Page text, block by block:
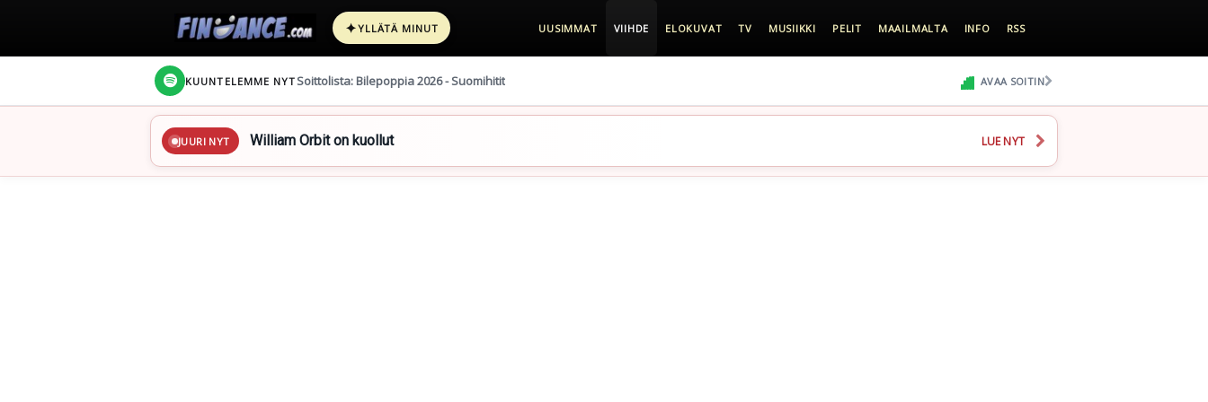
✦YLLÄTÄ MINUT UUSIMMAT VIIHDE ELOKUVAT TV MUSIIKKI PELIT MAAILMALTA INFO RSS
KUUNTELEMME NYT Soittolista: Bilepoppia 2026 - Suomihitit AVAA SOITIN
JUURI NYT William Orbit on kuollut LUE NYT